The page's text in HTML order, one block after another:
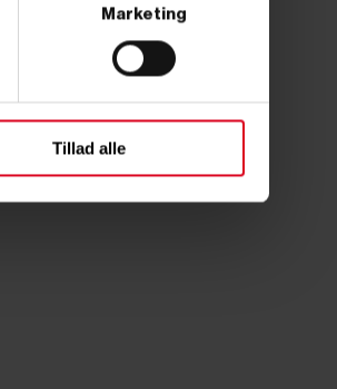
Marketing
Tillad alle